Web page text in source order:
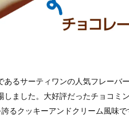
るサーティワンの人気フレーバ
ました。大好評だったチョコミ
るクッキーアンドクリーム風味で